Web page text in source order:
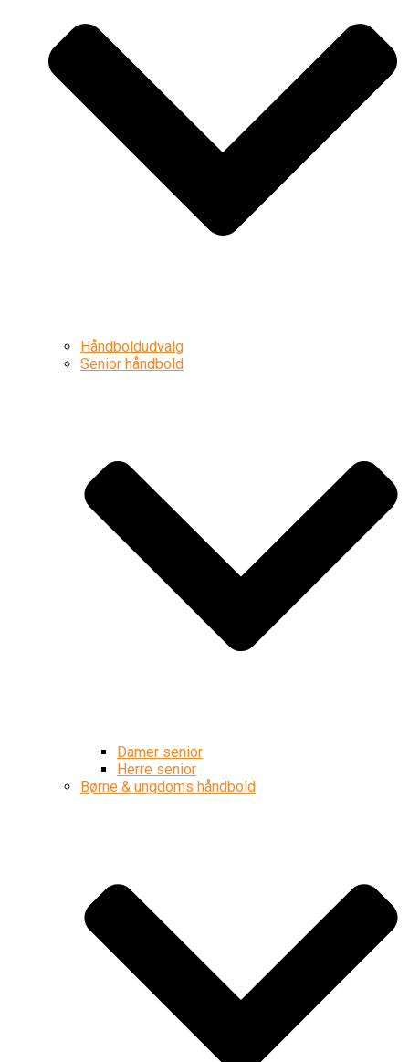
Håndboldudvalg
Senior håndbold
Damer senior
Herre senior
Børne & ungdoms håndbold